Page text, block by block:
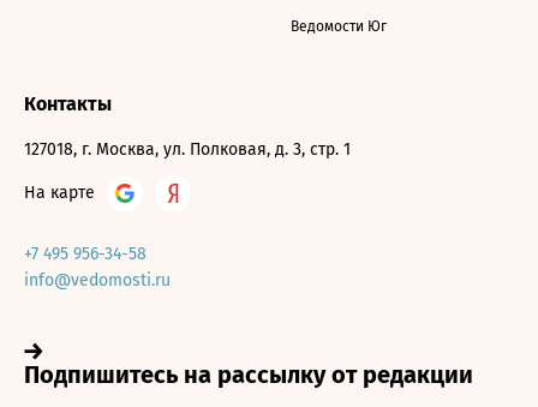
Ведомости Юг
Контакты
127018, г. Москва, ул. Полковая, д. 3, стр. 1
На карте
+7 495 956-34-58
info@vedomosti.ru